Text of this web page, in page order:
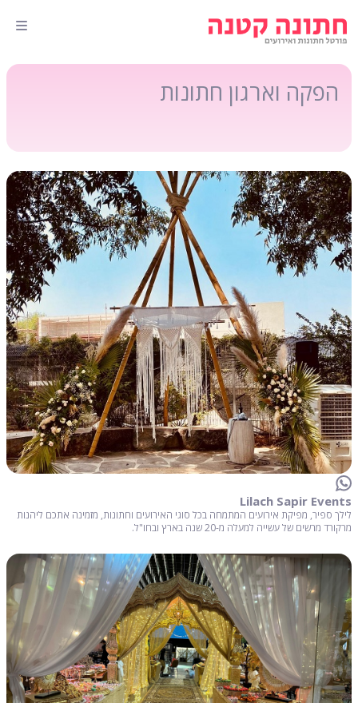
הפקה וארגון חתונות
Lilach Sapir Events
לילך ספיר, מפיקת אירועים המתמחה בכל סוגי האירועים וחתונות, מזמינה אתכם ליהנות
מרקורד מרשים של עשייה למעלה מ-20 שנה בארץ ובחו"ל.